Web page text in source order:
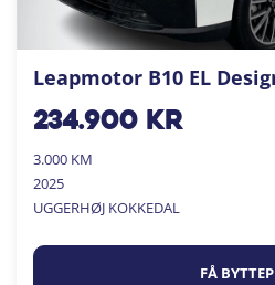
Leapmotor B10 EL
234.900kr
3.000 KM
2025
UGGERHØJ KOKKEDAL
FÅ